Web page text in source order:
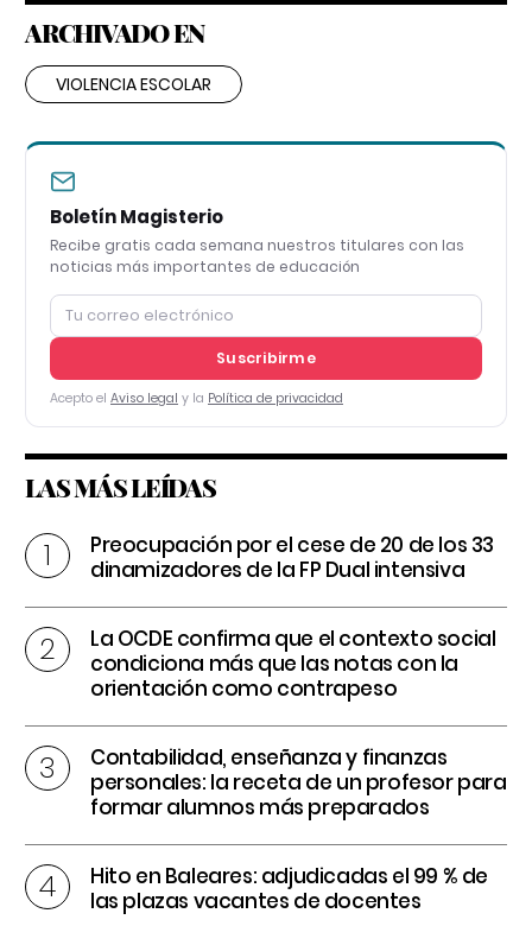
ARCHIVADO EN
VIOLENCIA ESCOLAR
Boletín Magisterio
Recibe gratis cada semana nuestros titulares con las
noticias más importantes de educación
Suscribirme
Acepto el Aviso legal y la Política de privacidad
LAS MÁS LEÍDAS
Preocupación por el cese de 20 de los 33
dinamizadores de la FP Dual intensiva
La OCDE confirma que el contexto social
condiciona más que las notas con la
orientación como contrapeso
Contabilidad, enseñanza y finanzas
personales: la receta de un profesor para
formar alumnos más preparados
Hito en Baleares: adjudicadas el 99 % de
las plazas vacantes de docentes